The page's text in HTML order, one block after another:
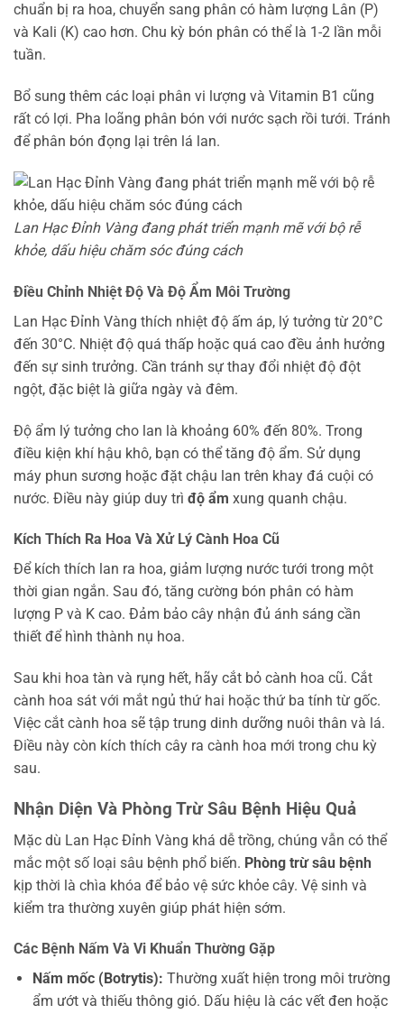
chuẩn bị ra hoa, chuyển sang phân có hàm lượng Lân (P)
và Kali (K) cao hơn. Chu kỳ bón phân có thể là 1-2 lần mỗi
tuần.
Bổ sung thêm các loại phân vi lượng và Vitamin B1 cũng
rất có lợi. Pha loãng phân bón với nước sạch rồi tưới. Tránh
để phân bón đọng lại trên lá lan.
Lan Hạc Đỉnh Vàng đang phát triển mạnh mẽ với bộ rễ
khỏe, dấu hiệu chăm sóc đúng cách
Điều Chỉnh Nhiệt Độ Và Độ Ẩm Môi Trường
Lan Hạc Đỉnh Vàng thích nhiệt độ ấm áp, lý tưởng từ 20°C
đến 30°C. Nhiệt độ quá thấp hoặc quá cao đều ảnh hưởng
đến sự sinh trưởng. Cần tránh sự thay đổi nhiệt độ đột
ngột, đặc biệt là giữa ngày và đêm.
Độ ẩm lý tưởng cho lan là khoảng 60% đến 80%. Trong
điều kiện khí hậu khô, bạn có thể tăng độ ẩm. Sử dụng
máy phun sương hoặc đặt chậu lan trên khay đá cuội có
nước. Điều này giúp duy trì độ ẩm xung quanh chậu.
Kích Thích Ra Hoa Và Xử Lý Cành Hoa Cũ
Để kích thích lan ra hoa, giảm lượng nước tưới trong một
thời gian ngắn. Sau đó, tăng cường bón phân có hàm
lượng P và K cao. Đảm bảo cây nhận đủ ánh sáng cần
thiết để hình thành nụ hoa.
Sau khi hoa tàn và rụng hết, hãy cắt bỏ cành hoa cũ. Cắt
cành hoa sát với mắt ngủ thứ hai hoặc thứ ba tính từ gốc.
Việc cắt cành hoa sẽ tập trung dinh dưỡng nuôi thân và lá.
Điều này còn kích thích cây ra cành hoa mới trong chu kỳ
sau.
Nhận Diện Và Phòng Trừ Sâu Bệnh Hiệu Quả
Mặc dù Lan Hạc Đỉnh Vàng khá dễ trồng, chúng vẫn có thể
mắc một số loại sâu bệnh phổ biến. Phòng trừ sâu bệnh
kịp thời là chìa khóa để bảo vệ sức khỏe cây. Vệ sinh và
kiểm tra thường xuyên giúp phát hiện sớm.
Các Bệnh Nấm Và Vi Khuẩn Thường Gặp
Nấm mốc (Botrytis): Thường xuất hiện trong môi trường
ẩm ướt và thiếu thông gió. Dấu hiệu là các vết đen hoặc